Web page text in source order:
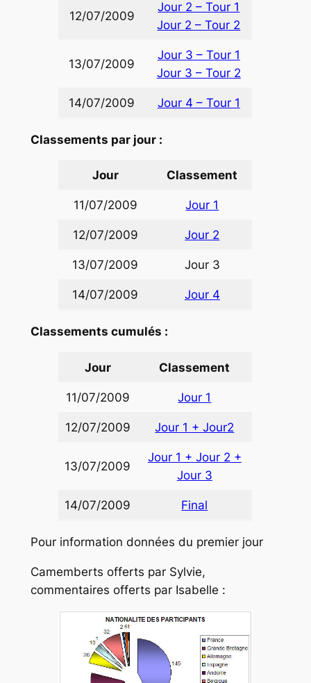
12/07/2009
Jour 2 – Tour 1
Jour 2 – Tour 2
13/07/2009
Jour 3 – Tour 1
Jour 3 – Tour 2
14/07/2009 Jour 4 – Tour 1
Classements par jour :
Jour Classement
11/07/2009 Jour 1
12/07/2009 Jour 2
13/07/2009 Jour 3
14/07/2009 Jour 4
Classements cumulés :
Jour Classement
11/07/2009 Jour 1
12/07/2009 Jour 1 + Jour2
13/07/2009
Jour 1 + Jour 2 +
Jour 3
14/07/2009 Final
Pour information données du premier jour
Camemberts offerts par Sylvie,
commentaires offerts par Isabelle :